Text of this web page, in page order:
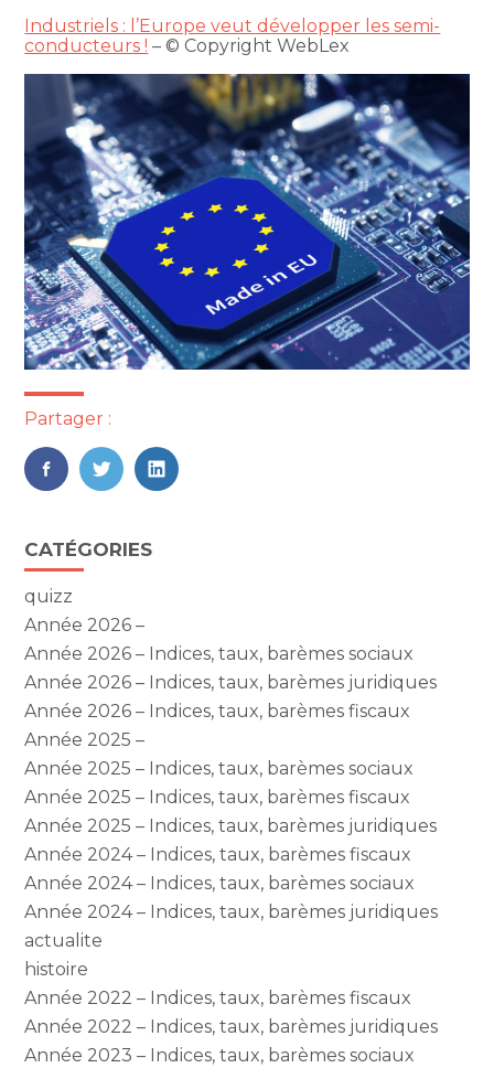
Industriels : l’Europe veut développer les semi-
conducteurs ! – © Copyright WebLex
Partager :
FaceBook
TwitterLinkedIn
Blog
sidebar
CATÉGORIES
quizz
Année 2026 –
Année 2026 – Indices, taux, barèmes sociaux
Année 2026 – Indices, taux, barèmes juridiques
Année 2026 – Indices, taux, barèmes fiscaux
Année 2025 –
Année 2025 – Indices, taux, barèmes sociaux
Année 2025 – Indices, taux, barèmes fiscaux
Année 2025 – Indices, taux, barèmes juridiques
Année 2024 – Indices, taux, barèmes fiscaux
Année 2024 – Indices, taux, barèmes sociaux
Année 2024 – Indices, taux, barèmes juridiques
actualite
histoire
Année 2022 – Indices, taux, barèmes fiscaux
Année 2022 – Indices, taux, barèmes juridiques
Année 2023 – Indices, taux, barèmes sociaux